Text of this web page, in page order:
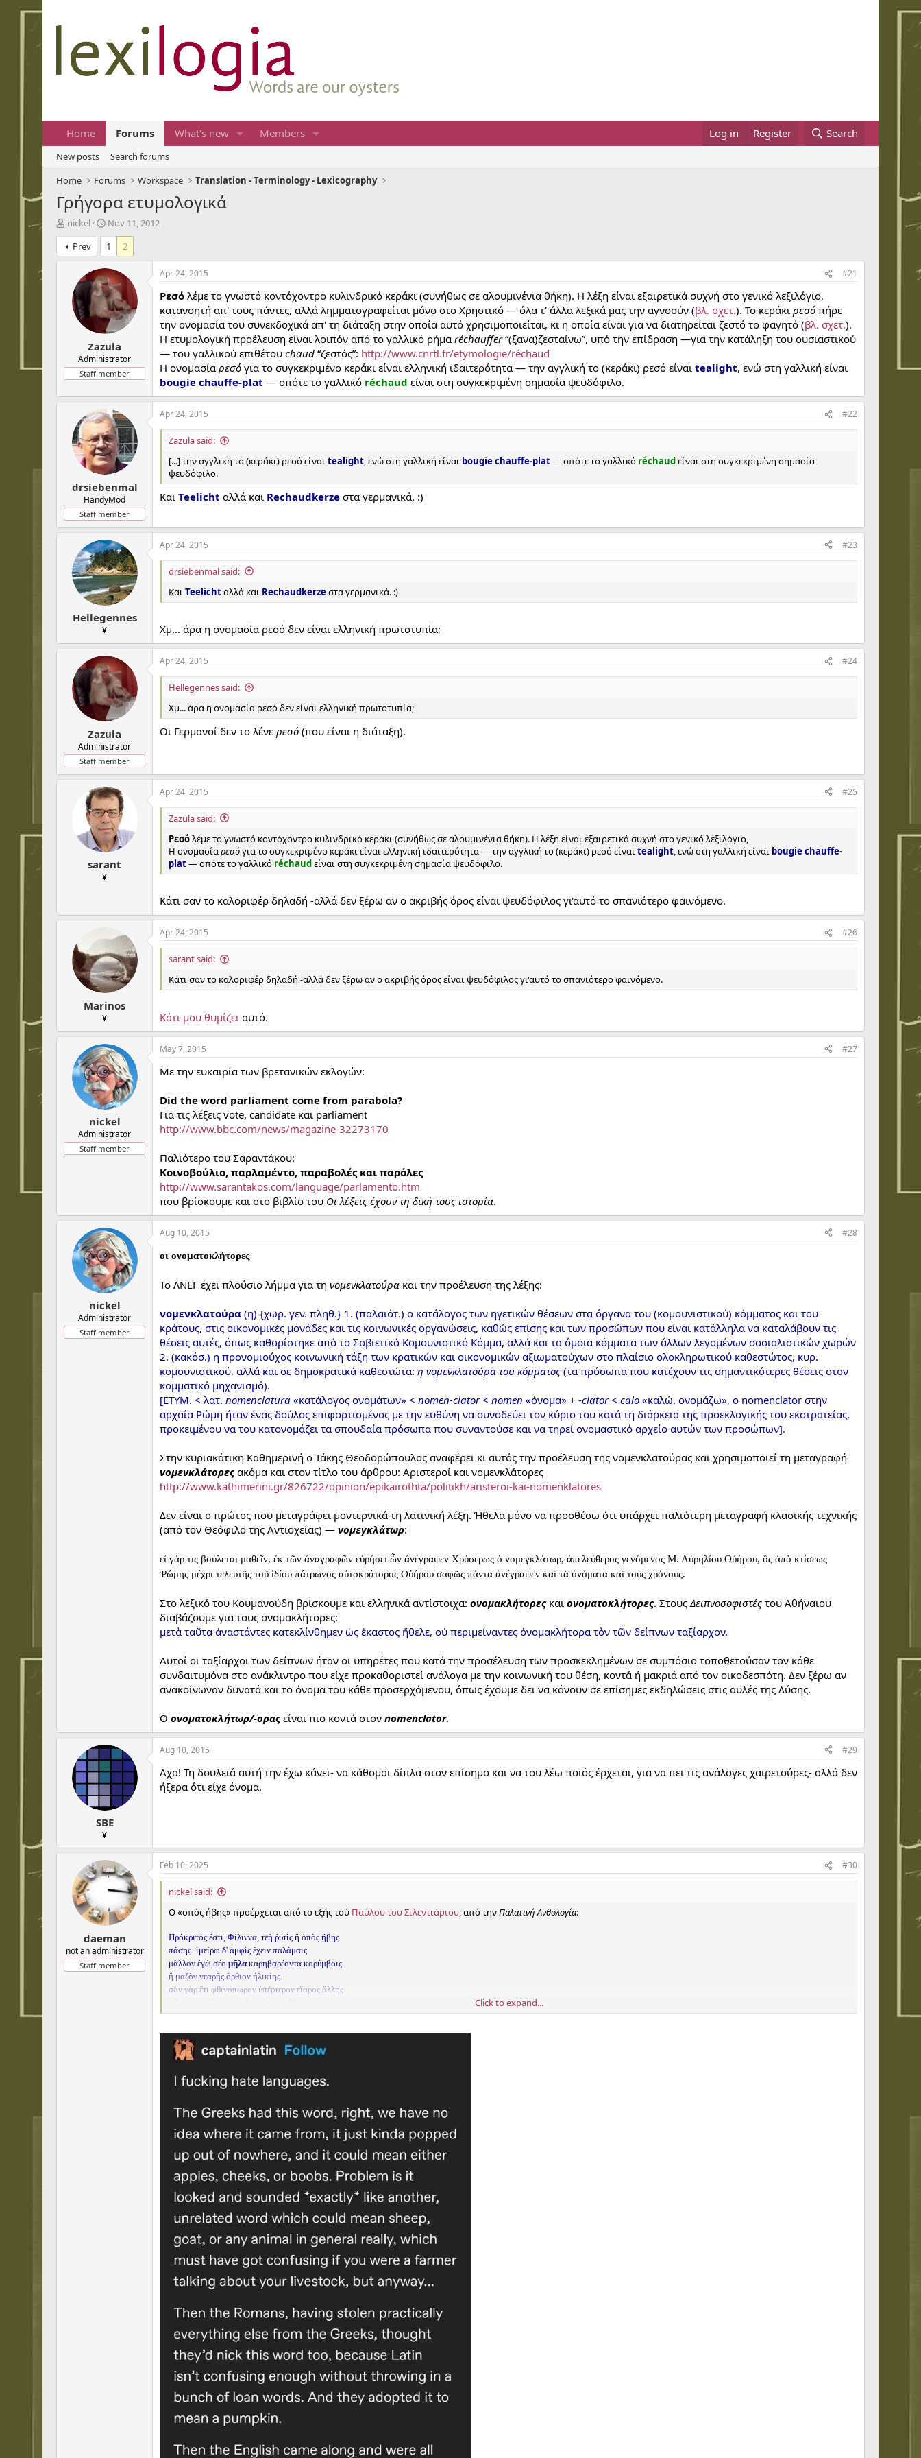
Home Forums What's new Members Log in Register Search
New posts
Search forums
Home
Forums Workspace Translation - Terminology - Lexicography
Γρήγορα ετυμολογικά
T
h
r
e
r
nickel
S
t
a
r
t
d
a
t
e
Nov 11, 2012
Prev
1 2
Zazula
Administrator
Staff member
Apr 24, 2015 #21
Ρεσό λέμε το γνωστό κοντόχοντρο κυλινδρικό κεράκι (συνήθως σε αλουμινένια θήκη). Η λέξη είναι εξαιρετικά συχνή στο γενικό λεξιλόγιο,
κατανοητή απ' τους πάντες, αλλά λημματογραφείται μόνο στο Χρηστικό — όλα τ' άλλα λεξικά μας την αγνοούν (βλ. σχετ.). Το κεράκι ρεσό πήρε
την ονομασία του συνεκδοχικά απ' τη διάταξη στην οποία αυτό χρησιμοποιείται, κι η οποία είναι για να διατηρείται ζεστό το φαγητό (βλ. σχετ.).
Η ετυμολογική προέλευση είναι λοιπόν από το γαλλικό ρήμα réchauffer“(ξανα)ζεσταίνω”, υπό την επίδραση —για την κατάληξη του ουσιαστικού
— του γαλλικού επιθέτου chaud “ζεστός”: http://www.cnrtl.fr/etymologie/réchaud
Η ονομασία ρεσό για το συγκεκριμένο κεράκι είναι ελληνική ιδαιτερότητα — την αγγλική το (κεράκι) ρεσό είναι tealight, ενώ στη γαλλική είναι
bougie chauffe-plat — οπότε το γαλλικό réchaud είναι στη συγκεκριμένη σημασία ψευδόφιλο.
drsiebenmal
HandyMod
Staff member
Apr 24, 2015 #22
Zazula said:
[...] την αγγλική το (κεράκι) ρεσό είναιtealight, ενώ στη γαλλική είναι bougie chauffe-plat— οπότε το γαλλικό réchaudείναι στη συγκεκριμένη σημασία
ψευδόφιλο.
Και Teelicht αλλά και Rechaudkerze στα γερμανικά. :)
Hellegennes
¥
Apr 24, 2015 #23
drsiebenmal said:
Και Teelichtαλλά και Rechaudkerze στα γερμανικά. :)
Χμ... άρα η ονομασία ρεσό δεν είναι ελληνική πρωτοτυπία;
Zazula
Administrator
Staff member
Apr 24, 2015 #24
Hellegennes said:
Χμ... άρα η ονομασία ρεσό δεν είναι ελληνική πρωτοτυπία;
Οι Γερμανοί δεν το λένε ρεσό (που είναι η διάταξη).
sarant
¥
Apr 24, 2015 #25
Zazula said:
Ρεσόλέμε το γνωστό κοντόχοντρο κυλινδρικό κεράκι (συνήθως σε αλουμινένια θήκη). Η λέξη είναι εξαιρετικά συχνή στο γενικό λεξιλόγιο,
Η ονομασία ρεσόγια το συγκεκριμένο κεράκι είναι ελληνική ιδαιτερότητα — την αγγλική το (κεράκι) ρεσό είναι tealight , ενώ στη γαλλική είναι bougie chauffe-
plat— οπότε το γαλλικό réchaudείναι στη συγκεκριμένη σημασία ψευδόφιλο.
Κάτι σαν το καλοριφέρ δηλαδή -αλλά δεν ξέρω αν ο ακριβής όρος είναι ψευδόφιλος γι'αυτό το σπανιότερο φαινόμενο.
Marinos
¥
Apr 24, 2015 #26
sarant said:
Κάτι σαν το καλοριφέρ δηλαδή -αλλά δεν ξέρω αν ο ακριβής όρος είναι ψευδόφιλος γι'αυτό το σπανιότερο φαινόμενο.
Κάτι μου θυμίζει αυτό.
nickel
Administrator
Staff member
May 7, 2015 #27
Με την ευκαιρία των βρετανικών εκλογών:
Did the word parliament come from parabola?
Για τις λέξεις vote, candidate και parliament
http://www.bbc.com/news/magazine-32273170
Παλιότερο του Σαραντάκου:
Κοινοβούλιο, παρλαμέντο, παραβολές και παρόλες
http://www.sarantakos.com/language/parlamento.htm
που βρίσκουμε και στο βιβλίο του Οι λέξεις έχουν τη δική τους ιστορία.
nickel
Administrator
Staff member
Aug 10, 2015 #28
οι ονοματοκλήτορες
Το ΛΝΕΓ έχει πλούσιο λήμμα για τη νομενκλατούρα και την προέλευση της λέξης:
νομενκλατούρα (η) {χωρ. γεν. πληθ.} 1. (παλαιότ.) ο κατάλογος των ηγετικών θέσεων στα όργανα του (κομουνιστικού) κόμματος και του
κράτους, στις οικονομικές μονάδες και τις κοινωνικές οργανώσεις, καθώς επίσης και των προσώπων που είναι κατάλληλα να καταλάβουν τις
θέσεις αυτές, όπως καθορίστηκε από το Σοβιετικό Κομουνιστικό Κόμμα, αλλά και τα όμοια κόμματα των άλλων λεγομένων σοσιαλιστικών χωρών
2. (κακόσ.) η προνομιούχος κοινωνική τάξη των κρατικών και οικονομικών αξιωματούχων στο πλαίσιο ολοκληρωτικού καθεστώτος, κυρ.
κομουνιστικού, αλλά και σε δημοκρατικά καθεστώτα: η νομενκλατούρα του κόμματος (τα πρόσωπα που κατέχουν τις σημαντικότερες θέσεις στον
κομματικό μηχανισμό).
[ΕΤΥΜ. < λατ. nomenclatura «κατάλογος ονομάτων» < nomen-clator< nomen «όνομα» + -clator< calo «καλώ, ονομάζω», o nomenclator στην
αρχαία Ρώμη ήταν ένας δούλος επιφορτισμένος με την ευθύνη να συνοδεύει τον κύριο του κατά τη διάρκεια της προεκλογικής του εκστρατείας,
προκειμένου να του κατονομάζει τα σπουδαία πρόσωπα που συναντούσε και να τηρεί ονομαστικό αρχείο αυτών των προσώπων].
Στην κυριακάτικη Καθημερινή ο Τάκης Θεοδορώπουλος αναφέρει κι αυτός την προέλευση της νομενκλατούρας και χρησιμοποιεί τη μεταγραφή
νομενκλάτορεςακόμα και στον τίτλο του άρθρου: Αριστεροί και νομενκλάτορες
http://www.kathimerini.gr/826722/opinion/epikairothta/politikh/aristeroi-kai-nomenklatores
Δεν είναι ο πρώτος που μεταγράφει μοντερνικά τη λατινική λέξη. Ήθελα μόνο να προσθέσω ότι υπάρχει παλιότερη μεταγραφή κλασικής τεχνικής
(από τον Θεόφιλο της Αντιοχείας) — νομεγκλάτωρ:
εἰ γάρ τις βούλεται μαθεῖν, ἐκ τῶν ἀναγραφῶν εὑρήσει ὧν ἀνέγραψεν Χρύσερως ὁ νομεγκλάτωρ, ἀπελεύθερος γενόμενος Μ. Αὐρηλίου Οὐήρου, ὃς ἀπὸ κτίσεως
Ῥώμης μέχρι τελευτῆς τοῦ ἰδίου πάτρωνος αὐτοκράτορος Οὐήρου σαφῶς πάντα ἀνέγραψεν καὶ τὰ ὀνόματα καὶ τοὺς χρόνους.
Στο λεξικό του Κουμανούδη βρίσκουμε και ελληνικά αντίστοιχα: ονομακλήτορεςκαι ονοματοκλήτορες. Στους Δειπνοσοφιστές του Αθήναιου
διαβάζουμε για τους ονομακλήτορες:
μετὰ ταῦτα ἀναστάντες κατεκλίνθημεν ὡς ἕκαστος ἤθελε, οὐ περιμείναντες ὀνομακλήτορα τὸν τῶν δείπνων ταξίαρχον.
Αυτοί οι ταξίαρχοι των δείπνων ήταν οι υπηρέτες που κατά την προσέλευση των προσκεκλημένων σε συμπόσιο τοποθετούσαν τον κάθε
συνδαιτυμόνα στο ανάκλιντρο που είχε προκαθοριστεί ανάλογα με την κοινωνική του θέση, κοντά ή μακριά από τον οικοδεσπότη. Δεν ξέρω αν
ανακοίνωναν δυνατά και το όνομα του κάθε προσερχόμενου, όπως έχουμε δει να κάνουν σε επίσημες εκδηλώσεις στις αυλές της Δύσης.
Ο ονοματοκλήτωρ/-οραςείναι πιο κοντά στον nomenclator.
SBE
¥
Aug 10, 2015 #29
Αχα! Τη δουλειά αυτή την έχω κάνει- να κάθομαι δίπλα στον επίσημο και να του λέω ποιός έρχεται, για να πει τις ανάλογες χαιρετούρες- αλλά δεν
ήξερα ότι είχε όνομα.
daeman
not an administrator
Staff member
Feb 10, 2025 #30
nickel said:
Ο «οπός ήβης» προέρχεται από το εξής τού Παύλου του Σιλεντιάριου, από τηνΠαλατινή Ανθολογία:
Πρόκριτός ἐστι, Φίλιννα, τεὴ ῥυτὶς ἢ ὀπὸς ἥβης
πάσης· ἱμείρω δ' ἀμφὶς ἔχειν παλάμαις
μᾶλλον ἐγὼ σέο μῆλα καρηβαρέοντα κορύμβοις
ἢ μαζὸν νεαρῆς ὄρθιον ἡλικίης.
σὸν γὰρ ἔτι φθινόπωρον ὑπέρτερον εἴαρος ἄλλης
Προτιμότερες είναι, Φίλιννα, οι ρυτίδες σου από τους χυμούς της νιότης και περισσότερο ποθώ να σφίξω στα χέρια μου
μιας κοπέλας. Το φθινόπωρό σου ξεπερνά της άλλης το έαρ, ο χειμώνας σου είναι πιο ζεστός από της άλλης το καλοκαίρι.
Click to expand...